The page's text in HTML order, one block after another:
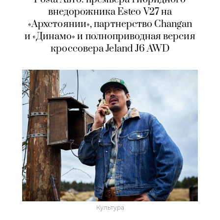
внедорожника Esteo V27 на
«Архстоянии», партнерство Changan
и «Динамо» и полноприводная версия
кроссовера Jeland J6 AWD
Культура